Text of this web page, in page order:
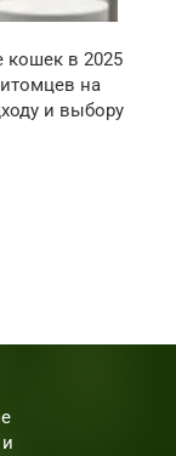
кошек в 2025
на
и выбору
и